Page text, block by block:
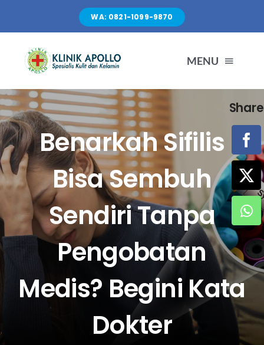
content
WA: 0821-1099-9870
MENU
TENTANG KAMI
LAYANAN
FASILITAS
ARTIKEL
HUBUNGI KAMI
Search
Benarkah Sifilis
Bisa Sembuh
Sendiri Tanpa
Pengobatan
Medis? Begini Kata
Dokter
Share